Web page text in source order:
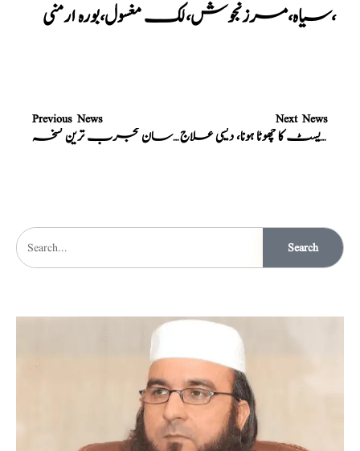
سیاہ،مرزنجوش،لک مغسول،بورہ ارمنی،
Previous News
دل کی بیماریوں کے لیے آسان مجرب ترین نسخہ
Next News
خواتین کے پستان، چھاتیاں، بریسٹ کا چھوٹا ہونا، دیسی علاج
Search